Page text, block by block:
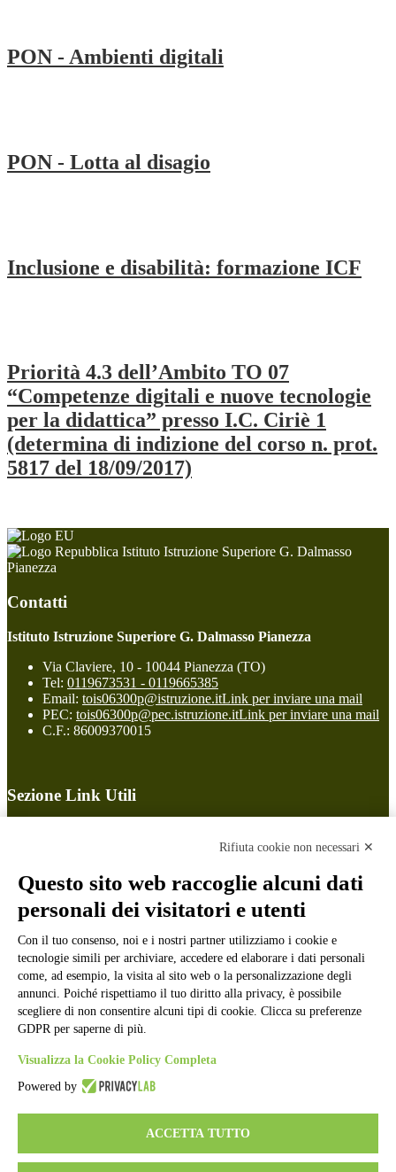
PON - Ambienti digitali
PON - Lotta al disagio
Inclusione e disabilità: formazione ICF
Priorità 4.3 dell’Ambito TO 07
“Competenze digitali e nuove tecnologie
per la didattica” presso I.C. Ciriè 1
(determina di indizione del corso n. prot.
5817 del 18/09/2017)
Istituto Istruzione Superiore G. Dalmasso
Pianezza
Contatti
Istituto Istruzione Superiore G. Dalmasso Pianezza
Via Claviere, 10 - 10044 Pianezza (TO)
Tel: 0119673531 - 0119665385
Email: tois06300p@istruzione.itLink per inviare una mail
PEC: tois06300p@pec.istruzione.itLink per inviare una mail
C.F.: 86009370015
Sezione Link Utili
Ufficio Relazioni con il Pubblico
Dichiarazione di accessibilità
Obiettivi di accessibilità
Gestione consensi cookie
Amministrazione trasparente
Pagina visualizzata
50065 volte
Sezione Copyright
Copyright 2026 | Engineered and powered by Gruppo Spaggiari
Parma S.p.A. | Divisione Publishing & New Social Media
Rifiuta cookie non necessari ✕
Questo sito web raccoglie alcuni dati
personali dei visitatori e utenti
Con il tuo consenso, noi e i nostri partner utilizziamo i cookie e
tecnologie simili per archiviare, accedere ed elaborare i dati personali
come, ad esempio, la visita al sito web o la personalizzazione degli
annunci. Poiché rispettiamo il tuo diritto alla privacy, è possibile
scegliere di non consentire alcuni tipi di cookie. Clicca su preferenze
GDPR per saperne di più.
Visualizza la Cookie Policy Completa
Powered by
ACCETTA TUTTO